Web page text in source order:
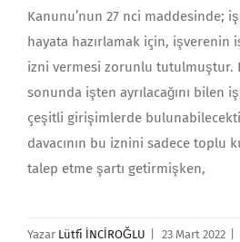
Kanunu’nun 27 nci maddesinde;
hayata hazırlamak için, işverenin
izni vermesi zorunlu tutulmuştur.
sonunda işten ayrılacağını bilen
çeşitli girişimlerde
davacının bu iznini sadece toplu
talep etme şartı getirmişken,
Yazar Lütfi İNCİROĞLU 23 Mart 2022